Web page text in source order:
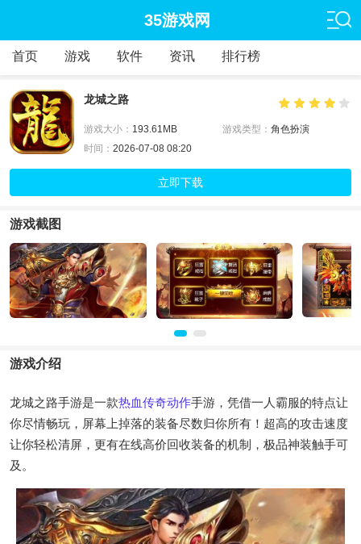
35游戏网
首页 游戏 软件 资讯 排行榜
龙城之路
游戏大小： 193.61MB 游戏类型： 角色扮演
时间： 2026-07-08 08:20
立即下载
游戏截图
游戏介绍
龙城之路手游是一款热血传奇动作手游，凭借一人霸服的特点让
你尽情畅玩，屏幕上掉落的装备尽数归你所有！超高的攻击速度
让你轻松清屏，更有在线高价回收装备的机制，极品神装触手可
及。